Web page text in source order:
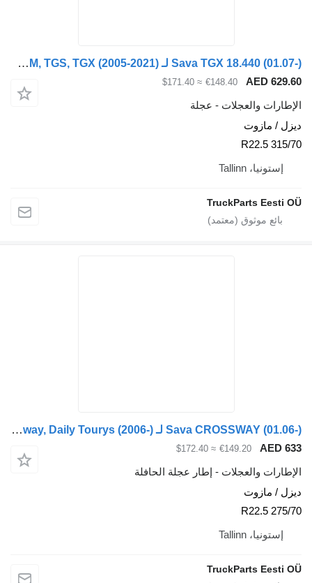
Sava TGX 18.440 (01.07-) لـ MAN TGL, TGM, TGS, TGX (2005-2021)
€148.40
≈ $171.40
والعجلات - عجلة
TruckParts
Sava CROSSWAY (01.06-) لـ Irisbus Arway, Crossway, Crealis, Magelys, Proway, Daily Tourys (2006-)
€149.20
≈ $172.40
والعجلات - إطار عجلة الحافلة
TruckParts